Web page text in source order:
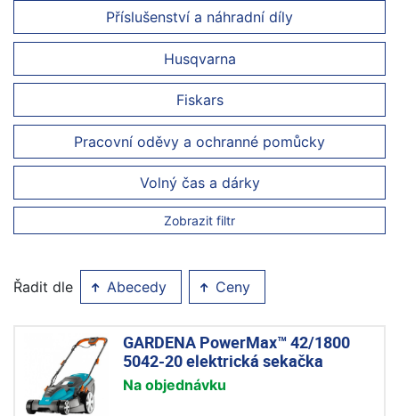
Příslušenství a náhradní díly
Husqvarna
Fiskars
Pracovní oděvy a ochranné pomůcky
Volný čas a dárky
Zobrazit filtr
Řadit dle Abecedy Ceny
GARDENA PowerMax™ 42/1800
5042-20 elektrická sekačka
Na objednávku